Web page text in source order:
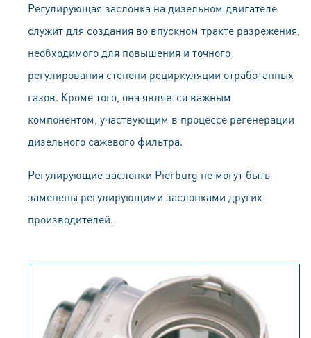
Регулирующая заслонка на дизельном двигателе
служит для создания во впускном тракте разрежения,
необходимого для повышения и точного
регулирования степени рециркуляции отработанных
газов. Кроме того, она является важным
компонентом, участвующим в процессе регенерации
дизельного сажевого фильтра.
Регулирующие заслонки Pierburg не могут быть
заменены регулирующими заслонками других
производителей.